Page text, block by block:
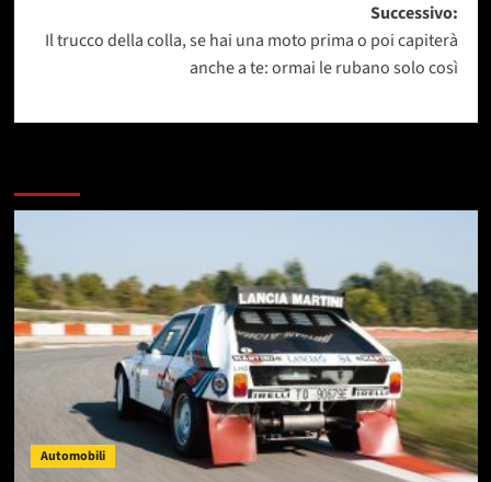
Successivo:
Il trucco della colla, se hai una moto prima o poi capiterà
anche a te: ormai le rubano solo così
Automobili